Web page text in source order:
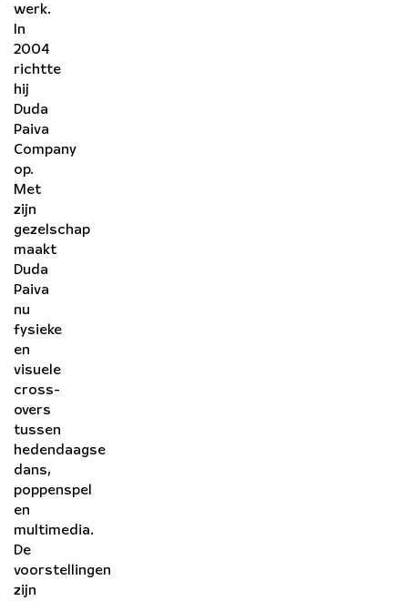
werk.
In
2004
richtte
hij
Duda
Paiva
Company
op.
Met
zijn
gezelschap
maakt
Duda
Paiva
nu
fysieke
en
visuele
cross-
overs
tussen
hedendaagse
dans,
poppenspel
en
multimedia.
De
voorstellingen
zijn